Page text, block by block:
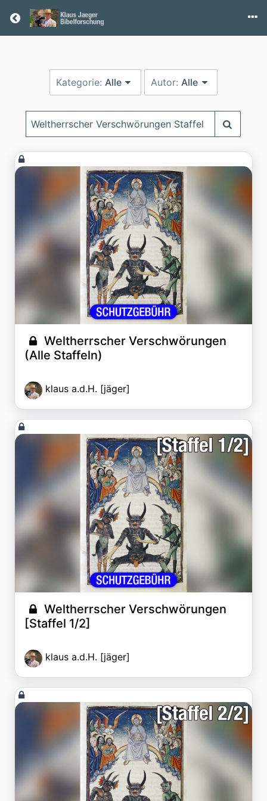
Return home
Kategorie: Alle Autor:Alle
Suchbegriff
Weltherrscher Verschwörungen
(Alle Staffeln)
klaus a.d.H. [jäger]
Weltherrscher Verschwörungen
[Staffel 1/2]
klaus a.d.H. [jäger]